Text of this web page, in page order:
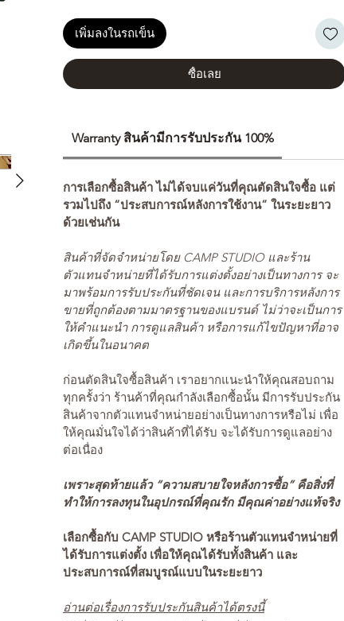
เพิ่มลงในรถเข็น
ซื้อเลย
Warranty สินค้ามีการรับประกัน 100%
การเลือกซื้อสินค้า ไม่ได้จบแค่วันที่คุณตัดสินใจซื้อ แต่
รวมไปถึง “ประสบการณ์หลังการใช้งาน” ในระยะยาว
ด้วยเช่นกัน
สินค้าที่จัดจำหน่ายโดย CAMP STUDIO และร้าน
ตัวแทนจำหน่ายที่ได้รับการแต่งตั้งอย่างเป็นทางการ จะ
มาพร้อมการรับประกันที่ชัดเจน และการบริการหลังการ
ขายที่ถูกต้องตามมาตรฐานของแบรนด์ ไม่ว่าจะเป็นการ
ให้คำแนะนำ การดูแลสินค้า หรือการแก้ไขปัญหาที่อาจ
เกิดขึ้นในอนาคต
ก่อนตัดสินใจซื้อสินค้า เราอยากแนะนำให้คุณสอบถาม
ทุกครั้งว่า ร้านค้าที่คุณกำลังเลือกซื้อนั้น มีการรับประกัน
สินค้าจากตัวแทนจำหน่ายอย่างเป็นทางการหรือไม่ เพื่อ
ให้คุณมั่นใจได้ว่าสินค้าที่ได้รับ จะได้รับการดูแลอย่าง
ต่อเนื่อง
เพราะสุดท้ายแล้ว “ความสบายใจหลังการซื้อ” คือสิ่งที่
ทำให้การลงทุนในอุปกรณ์ที่คุณรัก มีคุณค่าอย่างแท้จริง
เลือกซื้อกับ CAMP STUDIO หรือร้านตัวแทนจำหน่ายที่
ได้รับการแต่งตั้ง เพื่อให้คุณได้รับทั้งสินค้า และ
ประสบการณ์ที่สมบูรณ์แบบในระยะยาว
อ่านต่อเรื่องการรับประกันสินค้าได้ตรงนี้